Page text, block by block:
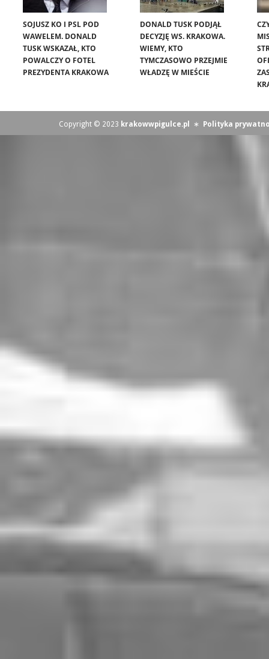
SOJUSZ KO I PSL POD
WAWELEM. DONALD
TUSK WSKAZAŁ, KTO
POWALCZY O FOTEL
PREZYDENTA KRAKOWA
DONALD TUSK PODJĄŁ
DECYZJĘ WS. KRAKOWA.
WIEMY, KTO
TYMCZASOWO PRZEJMIE
WŁADZĘ W MIEŚCIE
Copyright © 2023 krakowwpigulce.pl ∗ Polityka